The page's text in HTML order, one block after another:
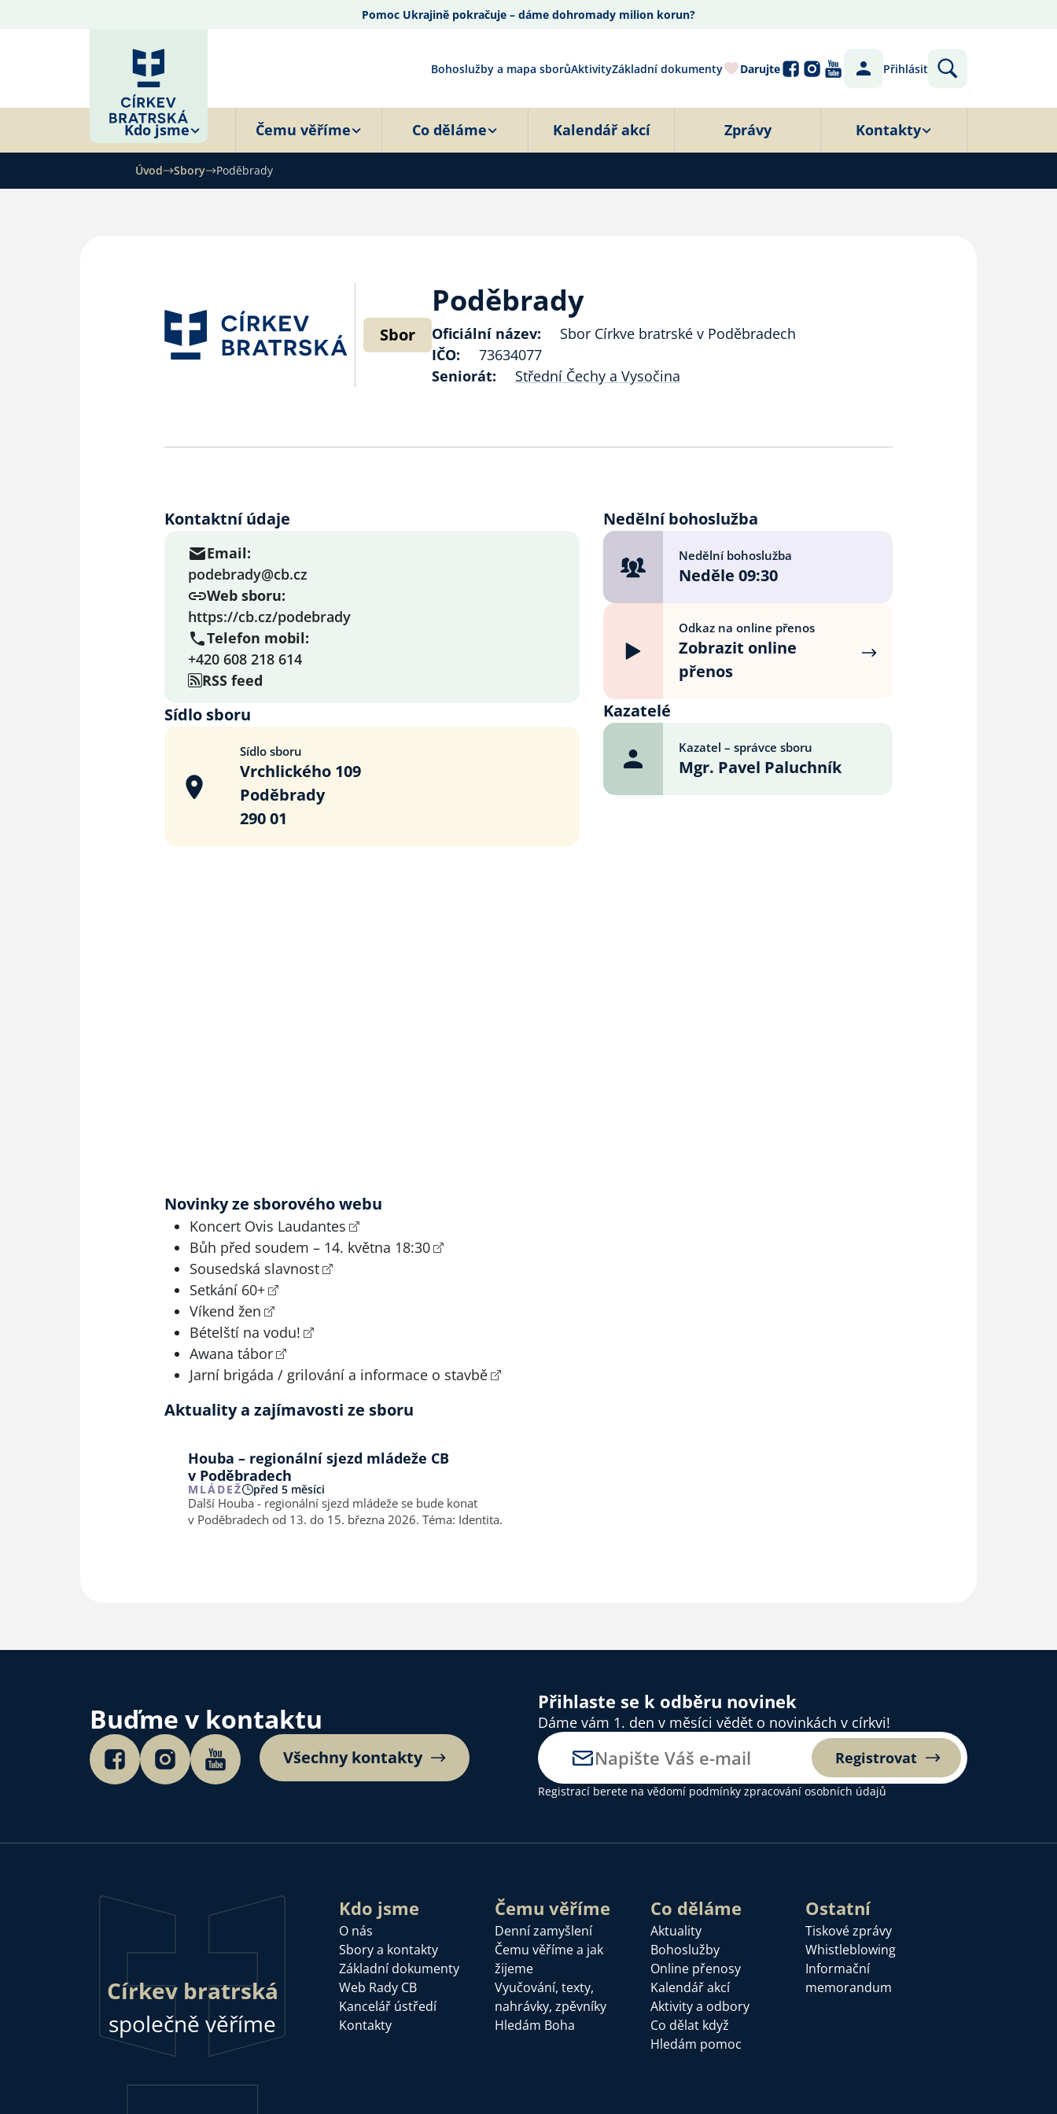
Pomoc Ukrajině pokračuje – dáme dohromady milion korun?
Bohoslužby a mapa sborůAktivityZákladní dokumenty Darujte Přihlásit
Kdo jsme Čemu věříme Co děláme Kalendář akcí Zprávy Kontakty
Úvod Sbory Poděbrady
Sbor
Poděbrady
Oficiální název:
Sbor Církve bratrské v Poděbradech
IČO:
73634077
Seniorát:
Střední Čechy a Vysočina
Kontaktní údaje
Email:
podebrady@cb.cz
Web sboru:
https://cb.cz/podebrady
Telefon mobil:
+420 608 218 614
RSS feed
Sídlo sboru
Sídlo sboru
Vrchlického 109
Poděbrady
290 01
Novinky ze sborového webu
Koncert Ovis Laudantes
Bůh před soudem – 14. května 18:30
Sousedská slavnost
Setkání 60+
Víkend žen
Bételští na vodu!
Awana tábor
Jarní brigáda / grilování a informace o stavbě
Aktuality a zajímavosti ze sboru
Houba – regionální sjezd mládeže CB
v Poděbradech
MLÁDEŽ před 5 měsíci
Další Houba - regionální sjezd mládeže se bude konat
v Poděbradech od 13. do 15. března 2026. Téma: Identita.
Nedělní bohoslužba
Nedělní bohoslužba
Neděle 09:30
Odkaz na online přenos
Zobrazit online
přenos
Kazatelé
Kazatel – správce sboru
Mgr. Pavel Paluchník
Buďme v kontaktu
Všechny kontakty
Přihlaste se k odběru novinek
Dáme vám 1. den v měsíci vědět o novinkách v církvi!
Registrovat
Registrací berete na vědomí podmínky zpracování osobních údajů
Církev bratrská
společně věříme
Kdo jsme
O nás
Sbory a kontakty
Základní dokumenty
Web Rady CB
Kancelář ústředí
Kontakty
Čemu věříme
Denní zamyšlení
Čemu věříme a jak
žijeme
Vyučování, texty,
nahrávky, zpěvníky
Hledám Boha
Co děláme
Aktuality
Bohoslužby
Online přenosy
Kalendář akcí
Aktivity a odbory
Co dělat když
Hledám pomoc
Ostatní
Tiskové zprávy
Whistleblowing
Informační
memorandum